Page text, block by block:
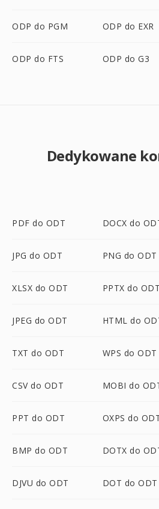
ODP do PGM ODP do EXR
ODP do FTS ODP do G3
Dedykowane
PDF do ODT DOCX do
JPG do ODT PNG do ODT
XLSX do ODT PPTX do ODT
JPEG do ODT HTML do
TXT do ODT WPS do ODT
CSV do ODT MOBI do
PPT do ODT OXPS do
BMP do ODT DOTX do
DJVU do ODT DOT do ODT